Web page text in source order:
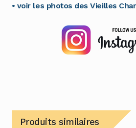
• voir les photos des Vieilles
Produits similaires